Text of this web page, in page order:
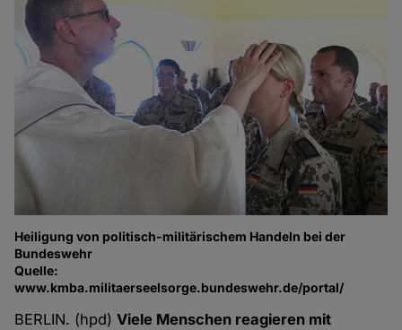
Heiligung von politisch-militärischem Handeln bei der
Bundeswehr
Quelle:
www.kmba.militaerseelsorge.bundeswehr.de/portal/
BERLIN. (hpd)Viele Menschen reagieren mit